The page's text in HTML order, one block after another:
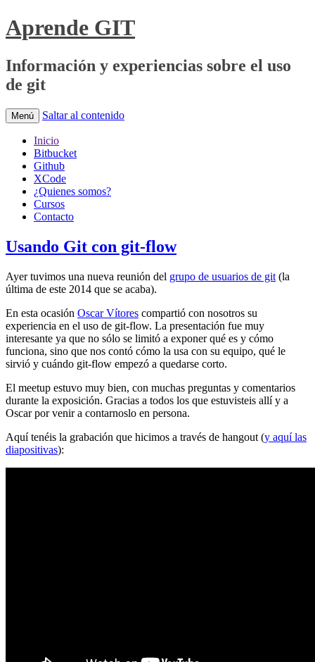
Aprende GIT
Información y experiencias sobre el uso
de git
Menú Saltar al contenido
Inicio
Bitbucket
Github
XCode
¿Quienes somos?
Cursos
Contacto
Usando Git con git-flow
Ayer tuvimos una nueva reunión del grupo de usuarios de git (la
última de este 2014 que se acaba).
En esta ocasión Oscar Vítores compartió con nosotros su
experiencia en el uso de git-flow. La presentación fue muy
interesante ya que no sólo se limitó a exponer qué es y cómo
funciona, sino que nos contó cómo la usa con su equipo, qué le
sirvió y cuándo git-flow empezó a quedarse corto.
El meetup estuvo muy bien, con muchas preguntas y comentarios
durante la exposición. Gracias a todos los que estuvisteis allí y a
Oscar por venir a contarnoslo en persona.
Aquí tenéis la grabación que hicimos a través de hangout (y aquí las
diapositivas):